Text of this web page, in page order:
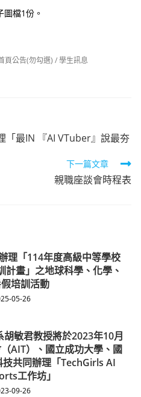
檔1份。
頁公告(勿勾選) /學生訊息
「最IN 『AI VTuber』說最夯
下一篇文章
親職座談會時程表
理「114年度高級中等學校
畫」之地球科學、化學、
培訓活動
05-26
敏君教授將於2023年10月
AIT）、國立成功大學、國
共同辦理「TechGirls AI
工作坊」
09-26